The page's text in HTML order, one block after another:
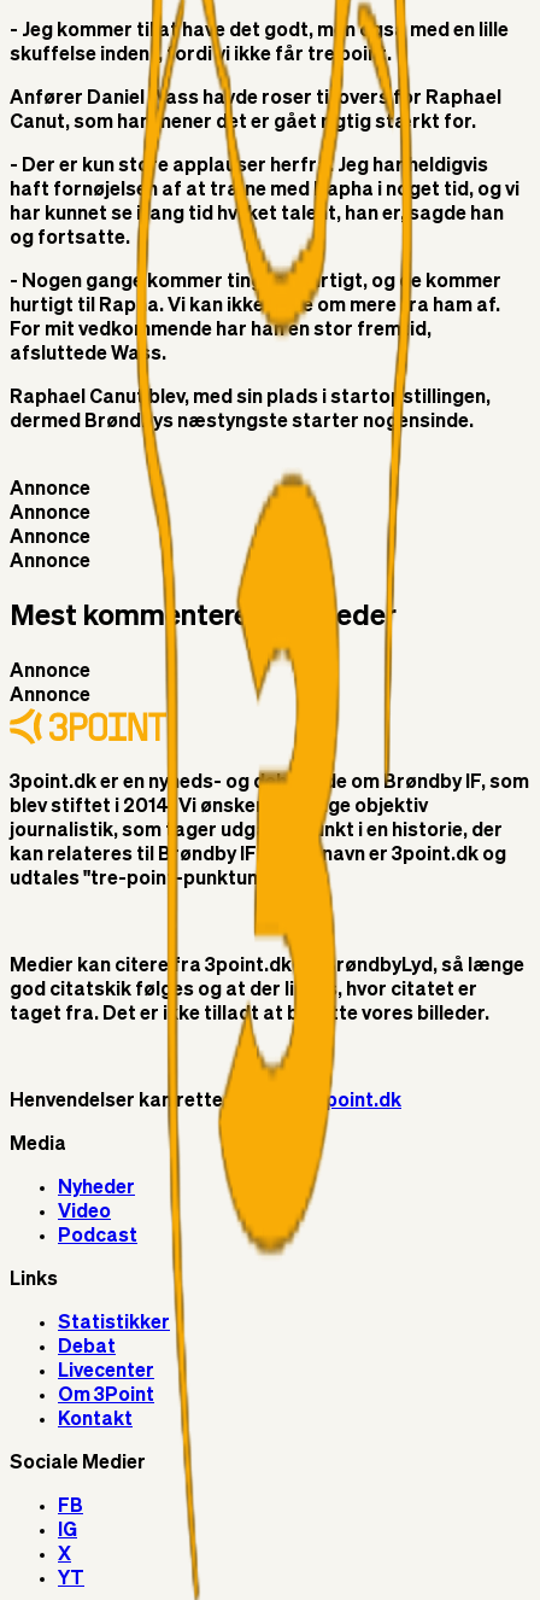
- Jeg kommer til at have det godt, men også med en lille
skuffelse inden i, fordi vi ikke får tre point.
Anfører Daniel Wass havde roser til overs for Raphael
Canut, som han mener det er gået rigtig stærkt for.
- Der er kun store applauser herfra. Jeg har heldigvis
haft fornøjelsen af at træne med Rapha i noget tid, og vi
har kunnet se i lang tid hvilket talent, han er, sagde han
og fortsatte.
- Nogen gange kommer tingene hurtigt, og de kommer
hurtigt til Rapha. Vi kan ikke bede om mere fra ham af.
For mit vedkommende har han en stor fremtid,
afsluttede Wass.
Raphael Canut blev, med sin plads i startopstillingen,
dermed Brøndbys næstyngste starter nogensinde.
Annonce
Annonce
Annonce
Annonce
Mest kommenterede nyheder
Annonce
Annonce
3point.dk er en nyheds- og debatside om Brøndby IF, som
blev stiftet i 2014. Vi ønsker at bringe objektiv
journalistik, som tager udgangspunkt i en historie, der
kan relateres til Brøndby IF. Vores navn er 3point.dk og
udtales "tre-point-punktum-dk"
Medier kan citere fra 3point.dk og BrøndbyLyd, så længe
god citatskik følges og at der linkes, hvor citatet er
taget fra. Det er ikke tilladt at benytte vores billeder.
Henvendelser kan rettes til info@3point.dk
Media
Nyheder
Video
Podcast
Links
Statistikker
Debat
Livecenter
Om 3Point
Kontakt
Sociale Medier
FB
IG
X
YT